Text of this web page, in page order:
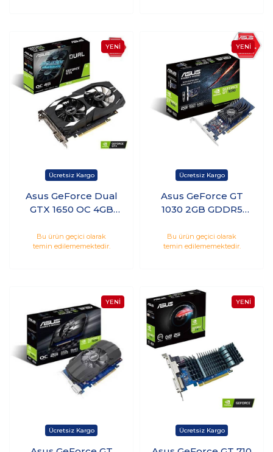
Asus GeForce Dual
GTX 1650 OC 4GB
Ekran Kartı
Bu ürün geçici olarak
temin edilememektedir.
Asus GeForce GT
1030 2GB GDDR5
Nvidia Ekran Kartı
Bu ürün geçici olarak
temin edilememektedir.